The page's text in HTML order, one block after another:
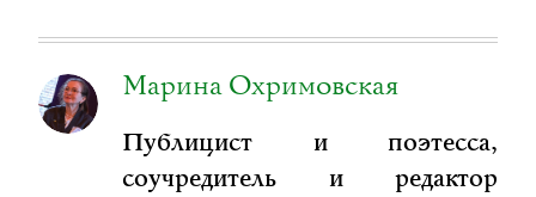
Марина Охримовская
Публицист и поэтесса,
соучредитель и редактор